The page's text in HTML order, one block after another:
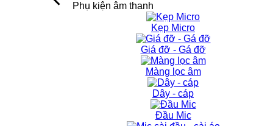
Phụ kiện âm thanh
Kẹp Micro
Giá đỡ - Gá đỡ
Màng lọc âm
Dây - cáp
Đầu Mic